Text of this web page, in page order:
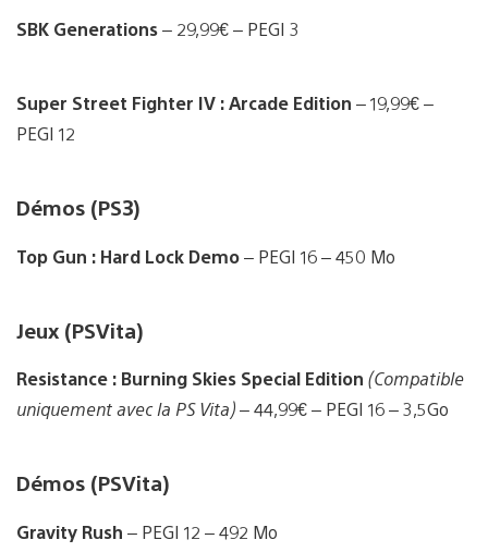
SBK Generations– 29,99€– PEGI 3
Super Street Fighter IV : Arcade Edition – 19,99€ –
PEGI 12
Démos (PS3)
Top Gun : Hard Lock Demo– PEGI 16 – 450 Mo
Jeux (PSVita)
Resistance : Burning Skies Special Edition (Compatible
uniquement avec la PS Vita)– 44,99€ – PEGI 16 – 3,5Go
Démos (PSVita)
Gravity Rush – PEGI 12 – 492 Mo